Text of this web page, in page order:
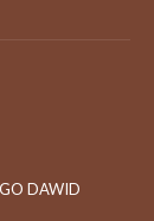
DAWID